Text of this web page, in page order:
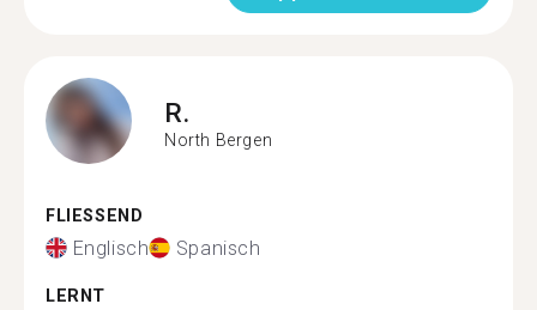
R.
North Bergen
FLIESSEND
Englisch Spanisch
LERNT